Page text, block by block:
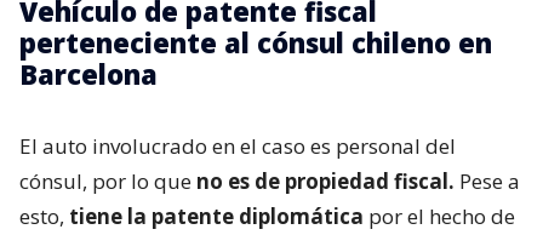
Vehículo de patente fiscal
perteneciente al cónsul chileno en
Barcelona
El auto involucrado en el caso es personal del
cónsul, por lo que no es de propiedad fiscal. Pese a
esto, tiene la patente diplomática por el hecho de